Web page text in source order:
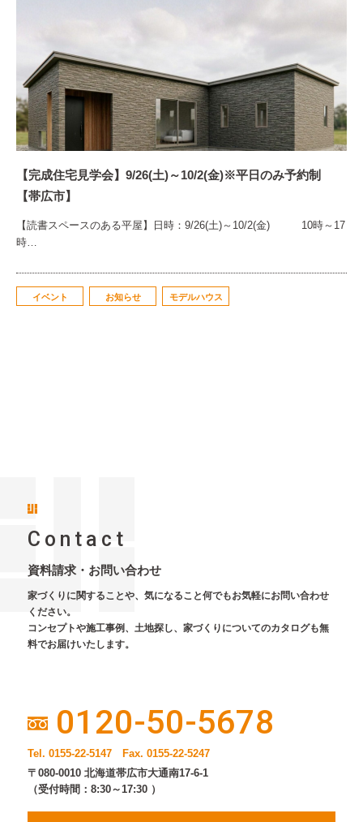
【完成住宅見学会】9/26(土)～10/2(金)※平日のみ予約制
【帯広市】
【読書スペースのある平屋】日時：9/26(土)～10/2(金) 10時～17
時…
イベント お知らせ モデルハウス
Contact
資料請求・お問い合わせ
家づくりに関することや、気になること何でもお気軽にお問い合わせ
ください。
コンセプトや施工事例、土地探し、家づくりについてのカタログも無
料でお届けいたします。
0120-50-5678
Tel. 0155-22-5147 Fax. 0155-22-5247
〒080-0010 北海道帯広市大通南17-6-1
（受付時間：8:30～17:30 ）